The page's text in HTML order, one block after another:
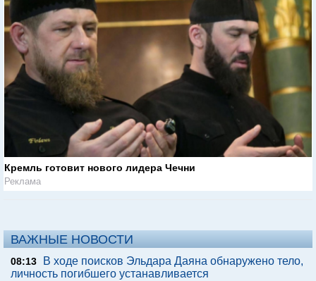
Кремль готовит нового лидера Чечни
Реклама
ВАЖНЫЕ НОВОСТИ
08:13
В ходе поисков Эльдара Даяна обнаружено тело,
личность погибшего устанавливается